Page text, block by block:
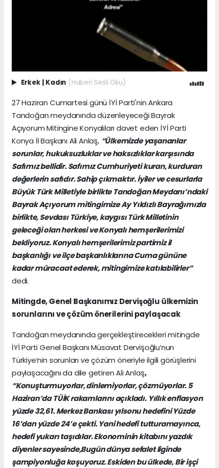
Erkek | Kadın (Haberi Sesli Oku)
27 Haziran Cumartesi günü İYİ Parti'nin Ankara
Tandoğan meydanında düzenleyeceği Bayrak
Açıyorum Mitingine Konyalıları davet eden İYİ Parti
Konya İl Başkanı Ali Anlaş, “Ülkemizde yaşananlar
sorunlar, hukuksuzluklar ve haksızlıklar karşısında
Safımız bellidir. Safımız Cumhuriyeti kuran, kurduran
değerlerin safıdır. Sahip çıkmaktır. İyiler ve cesurlarla
Büyük Türk Milletiyle birlikte Tandoğan Meydanı’ndaki
Bayrak Açıyorum mitingimize Ay Yıldızlı Bayrağımızla
birlikte, Sevdası Türkiye, kaygısı Türk Milletinin
geleceği olan herkesi ve Konyalı hemşerilerimizi
bekliyoruz. Konyalı hemşerilerimiz partimiz il
başkanlığı ve ilçe başkanlıklarına Cuma gününe
kadar müracaat ederek, mitingimize katılabilirler”
dedi.
Mitingde, Genel Başkanımız Dervişoğlu ülkemizin
sorunlarını ve çözüm önerilerini paylaşacak
Tandoğan meydanında gerçekleştirecekleri mitingde
İYİ Parti Genel Başkanı Müsavat Dervişoğlu’nun
Türkiye’nin sorunları ve çözüm öneriyle ilgili görüşlerini
paylaşacağını da dile getiren Ali Anlaş,
“Konuşturmuyorlar, dinlemiyorlar, çözmüyorlar. 5
Haziran’da TÜİK rakamlarını açıkladı. Yıllık enflasyon
yüzde 32,61. Merkez Bankası yılsonu hedefini Yüzde
16’dan yüzde 24’e çekti. Yani hedefi tutturamayınca,
hedefi yukarı taşıdılar. Ekonominin kitabını yazdık
diyenler sayesinde,Bugün dünya sefalet liginde
şampiyonluğa koşuyoruz. Eskiden bu ülkede, Bir işçi